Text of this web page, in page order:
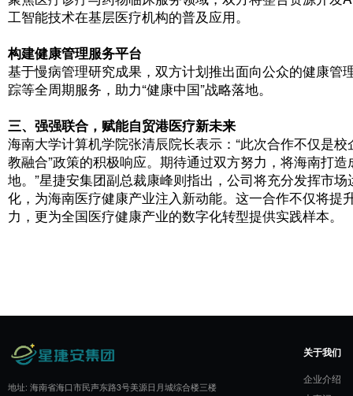
​二、校企携手，共谋三大战略合作方向
经过深入探讨，海南大学计算机学院与星
方向展开深度合作：
​拓展实习实训基地
星捷安集团计划为海南大学学生增设实习
时为企业输送“实战型、本土化”人才，助
联合开发AI医疗产品
​构建健康管理服务平台
基于慢病管理研究成果，双方计划推出面
踪等全周期服务，助力“健康中国”战略落地